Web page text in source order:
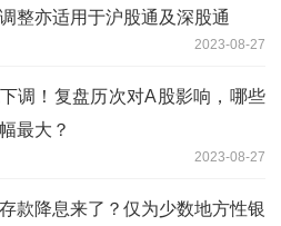
整亦适用于沪股通及深股通
2023-08-27
调！复盘历次对A股影响，哪些
最大？
2023-08-27
款降息来了？仅为少数地方性银